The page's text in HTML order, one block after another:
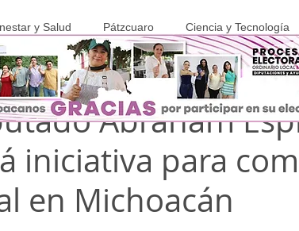
y Salud Pátzcuaro Ciencia y Tecnología
Abraham
iniciativa para
en Michoacán
lectura